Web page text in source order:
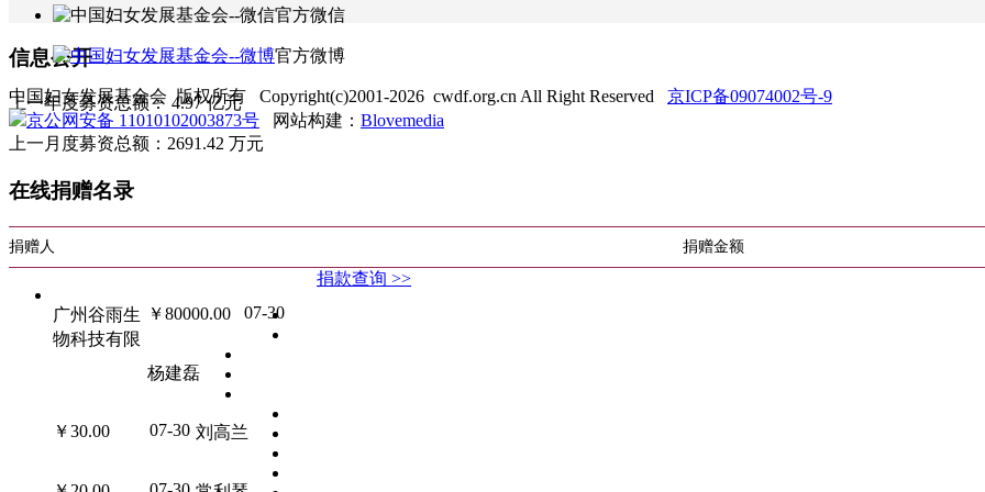
信息公开
上一年度募资总额： 4.97亿元
上一月度募资总额： 2691.42 万元
在线捐赠名录
捐赠人 捐赠金额
广州谷雨生
物科技有限
￥80000.00 07-30
杨建磊
￥30.00 07-30 刘高兰
捐款查询 >>
官方微信
官方微博
中国妇女发展基金会 版权所有 Copyright(c)2001-2026 cwdf.org.cn All Right Reserved 京ICP备09074002号-9
京公网安备 11010102003873号 网站构建： Blovemedia